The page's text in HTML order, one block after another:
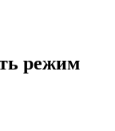
режим